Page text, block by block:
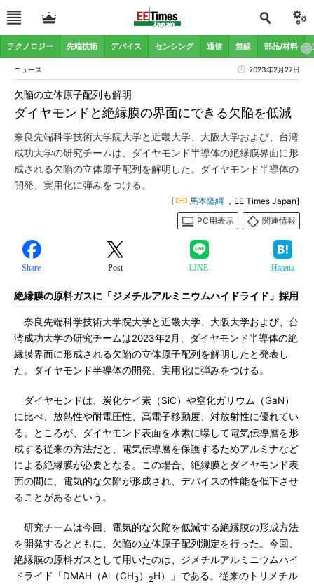
テクノロジー 先端技術 デバイス センシング 通信 無線 部品/材料
ニュース 2023年2月27日
ダイヤモンドと絶縁膜の界面にできる欠陥を低減
欠陥の立体原子配列も解明
奈良先端科学技術大学院大学と近畿大学、大阪大学および、台湾
成功大学の研究チームは、ダイヤモンド半導体の絶縁膜界面に形
成される欠陥の立体原子配列を解明した。ダイヤモンド半導体の
開発、実用化に弾みをつける。
[ 馬本隆綱 ，EE Times Japan]
PC用表示
関連情報
Share Post LINE Hatena
絶縁膜の原料ガスに「ジメチルアルミニウムハイドライド」採用
奈良先端科学技術大学院大学と近畿大学、大阪大学および、台
湾成功大学の研究チームは2023年2月、ダイヤモンド半導体の絶
縁膜界面に形成される欠陥の立体原子配列を解明したと発表し
た。ダイヤモンド半導体の開発、実用化に弾みをつける。
ダイヤモンドは、炭化ケイ素（SiC）や窒化ガリウム（GaN）
に比べ、放熱性や耐電圧性、高電子移動度、対放射性に優れてい
る。ところが、ダイヤモンド表面を水素に曝して電気伝導層を形
成する従来の方法だと、電気伝導層を保護するためアルミナなど
による絶縁膜が必要となる。この場合、絶縁膜とダイヤモンド表
面の間に、電気的な欠陥が形成され、デバイスの性能を低下させ
ることがあるという。
研究チームは今回、電気的な欠陥を低減する絶縁膜の形成方法
を開発するとともに、欠陥の立体原子配列測定を行った。今回、
絶縁膜の原料ガスとして用いたのは、ジメチルアルミニウムハイ
ドライド「DMAH（Al（CH3） 2H）」である。従来のトリメチル